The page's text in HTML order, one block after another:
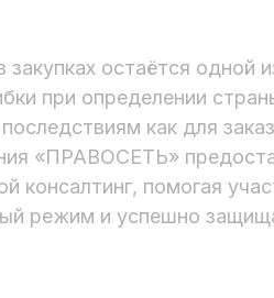
остаётся одной
при определении
как для
«ПРАВОСЕТЬ»
консалтинг, помогая
режим и успешно